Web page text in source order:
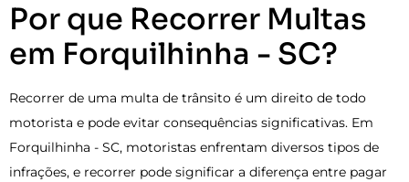
Por que Recorrer Multas
em Forquilhinha - SC?
Recorrer de uma multa de trânsito é um direito de todo
motorista e pode evitar consequências significativas. Em
Forquilhinha - SC, motoristas enfrentam diversos tipos de
infrações, e recorrer pode significar a diferença entre pagar